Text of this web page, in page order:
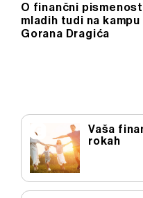
O finančni
mladih tudi na kampu
Gorana Dragića
Vaša
rokah